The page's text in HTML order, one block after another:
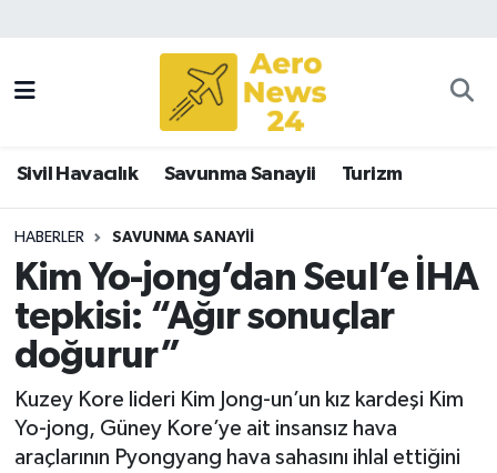
Sivil Havacılık Savunma Sanayii Turizm
HABERLER SAVUNMA SANAYII
Kim Yo-jong’dan Seul’e İHA
tepkisi: “Ağır sonuçlar
doğurur”
Kuzey Kore lideri Kim Jong-un’un kız kardeşi Kim
Yo-jong, Güney Kore’ye ait insansız hava
araçlarının Pyongyang hava sahasını ihlal ettiğini